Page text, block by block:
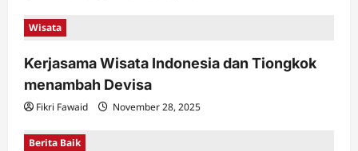
Wisata
Kerjasama Wisata Indonesia dan Tiongkok
menambah Devisa
Fikri Fawaid November 28, 2025
Berita Baik